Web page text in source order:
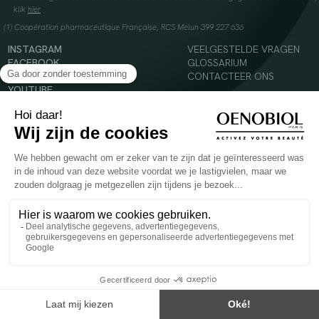
klik hier
(1) Coopération pharmaceutique Française, RCS Melun 399 227 636
INSTAGRAM
FACEBOOK
TIKTOK
YOUTUBE
VEELGESTELDE VRAGEN
GLOSSARIUM
CONTACTEER ONS
Voedingssupplement dat moet worden geconsumeerd als onderdeel van een gevarieerde,
evenwichtige voeding en een gezonde levensstijl. Aanbevolen dagelijkse dosis niet
overschrijden. Enkel voor volwassenen, buiten het bereik van kinderen houden.